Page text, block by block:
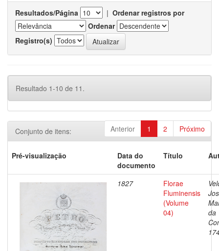
Resultados/Página | Ordenar registros por
Ordenar
Registro(s)
Resultado 1-10 de 11.
Anterior 1 2 Próximo
Conjunto de itens:
Pré-visualização
Data do
documento
Título
1827
Florae
Fluminensis
(Volume
04)
da